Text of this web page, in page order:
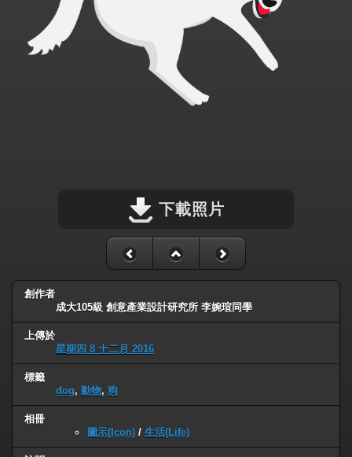
下載照片
創作者
成大105級 創意產業設計研究所 李婉瑄同學
上傳於
星期四 8 十二月 2016
標籤
dog, 動物, 狗
相冊
圖示(Icon) / 生活(Life)